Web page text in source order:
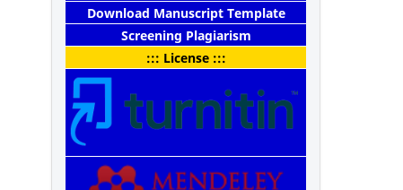
Download Manuscript Template
Screening Plagiarism
::: License :::